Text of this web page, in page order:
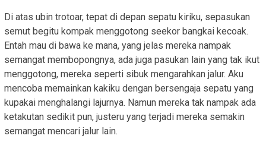
Di atas ubin trotoar, tepat di depan sepatu kiriku, sepasukan
semut begitu kompak menggotong seekor bangkai kecoak.
Entah mau di bawa ke mana, yang jelas mereka nampak
semangat membopongnya, ada juga pasukan lain yang tak ikut
menggotong, mereka seperti sibuk mengarahkan jalur. Aku
mencoba memainkan kakiku dengan bersengaja sepatu yang
kupakai menghalangi lajurnya. Namun mereka tak nampak ada
ketakutan sedikit pun, justeru yang terjadi mereka semakin
semangat mencari jalur lain.